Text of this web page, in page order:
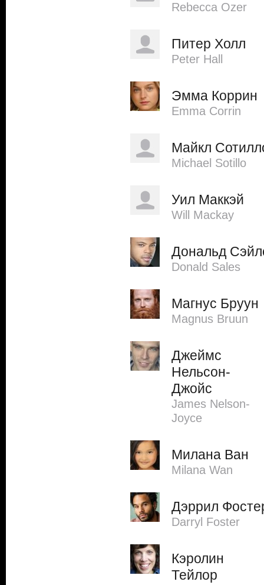
Rebecca Ozer
Питер Холл
Peter Hall
Эмма Коррин
Emma Corrin
Майкл
Michael Sotillo
Уил Маккэй
Will Mackay
Дональд
Donald Sales
Магнус Бруун
Magnus Bruun
Джеймс
Нельсон-
Джойс
James Nelson-
Joyce
Милана Ван
Milana Wan
Дэррил
Darryl Foster
Кэролин
Тейлор